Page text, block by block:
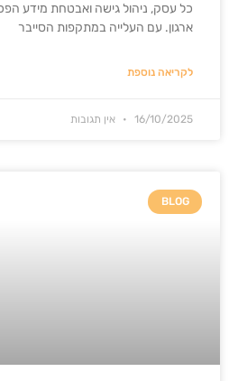
כל עסק, ניהול גישה ואבטחת מידע
ארגון. עם העלייה במתקפות הסייבר
לקריאה נוספת
16/10/2025 אין תגובות
BLOG